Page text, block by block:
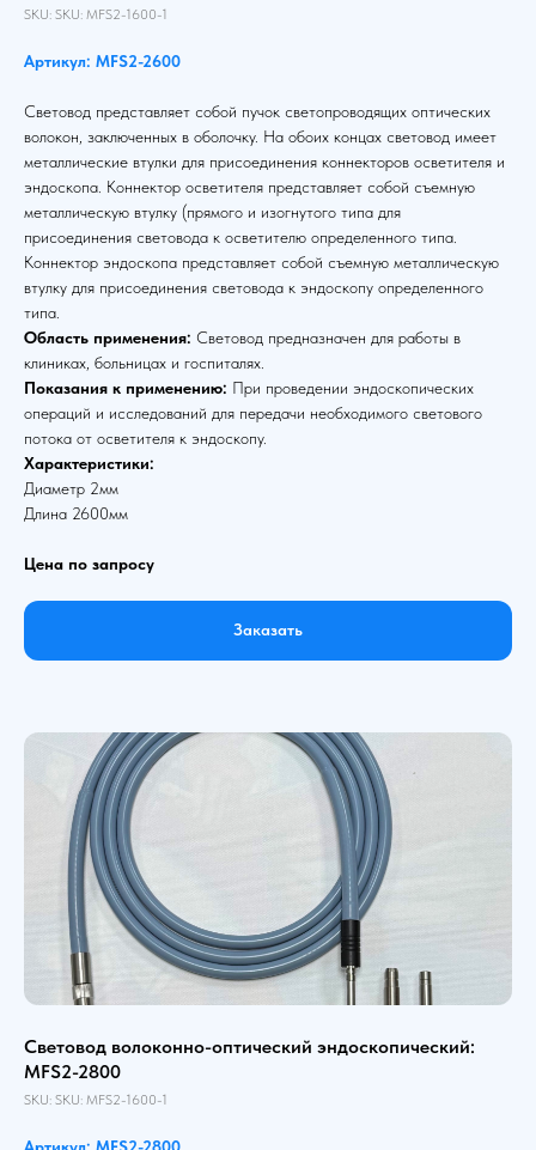
SKU: SKU: MFS2-1600-1
Артикул: MFS2-2600
Световод представляет собой пучок светопроводящих оптических
волокон, заключенных в оболочку. На обоих концах световод имеет
металлические втулки для присоединения коннекторов осветителя и
эндоскопа. Коннектор осветителя представляет собой съемную
металлическую втулку (прямого и изогнутого типа для
присоединения световода к осветителю определенного типа.
Коннектор эндоскопа представляет собой съемную металлическую
втулку для присоединения световода к эндоскопу определенного
типа.
Область применения: Световод предназначен для работы в
клиниках, больницах и госпиталях.
Показания к применению: При проведении эндоскопических
операций и исследований для передачи необходимого светового
потока от осветителя к эндоскопу.
Характеристики:
Диаметр 2мм
Длина 2600мм
Цена по запросу
Заказать
Световод волоконно-оптический эндоскопический:
MFS2-2800
SKU: SKU: MFS2-1600-1
Артикул: MFS2-2800